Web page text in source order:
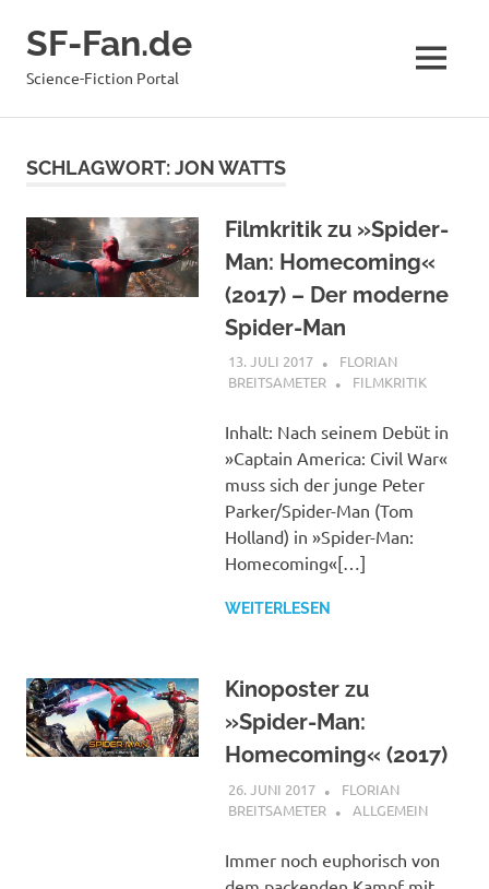
InhaltSF-Fan.de
Science-Fiction Portal MENÜ
SCHLAGWORT:JON WATTS
Filmkritik zu »Spider-
Man: Homecoming«
(2017) – Der moderne
Spider-Man
13. JULI 2017
FLORIAN
BREITSAMETER
FILMKRITIK
Inhalt: Nach seinem Debüt in
»Captain America: Civil War«
muss sich der junge Peter
Parker/Spider-Man (Tom
Holland) in »Spider-Man:
Homecoming«[…]
WEITERLESEN
Kinoposter zu
»Spider-Man:
Homecoming« (2017)
26. JUNI 2017
FLORIAN
BREITSAMETER
ALLGEMEIN
Immer noch euphorisch von